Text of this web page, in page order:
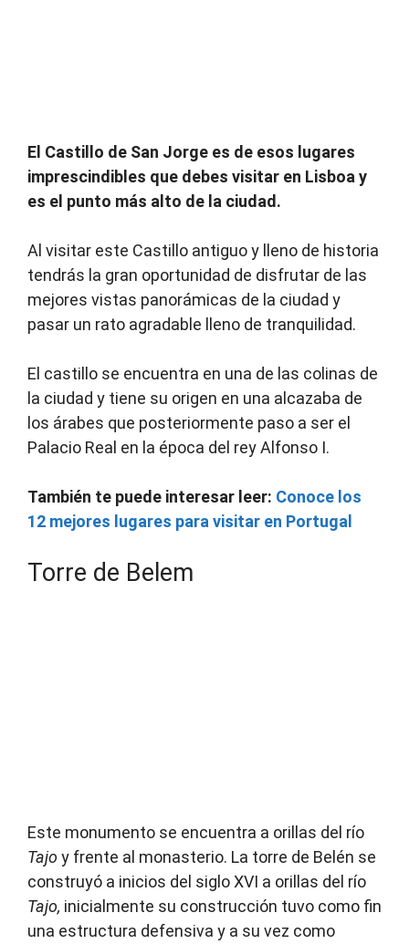
El Castillo de San Jorge es de esos lugares
imprescindibles que debes visitar en Lisboa y
es el punto más alto de la ciudad.
Al visitar este Castillo antiguo y lleno de historia
tendrás la gran oportunidad de disfrutar de las
mejores vistas panorámicas de la ciudad y
pasar un rato agradable lleno de tranquilidad.
El castillo se encuentra en una de las colinas de
la ciudad y tiene su origen en una alcazaba de
los árabes que posteriormente paso a ser el
Palacio Real en la época del rey Alfonso I.
También te puede interesar leer: Conoce los
12 mejores lugares para visitar en Portugal
Torre de Belem
Este monumento se encuentra a orillas del río
Tajoy frente al monasterio. La torre de Belén se
construyó a inicios del siglo XVI a orillas del río
Tajo, inicialmente su construcción tuvo como fin
una estructura defensiva y a su vez como